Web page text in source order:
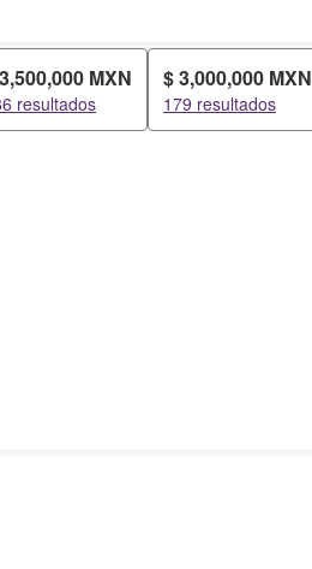
MXN
resultados
$ 3,000,000 MXN
179 resultados